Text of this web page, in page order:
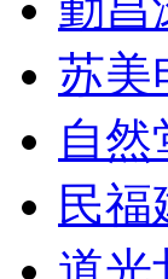
苏美
自然
民福